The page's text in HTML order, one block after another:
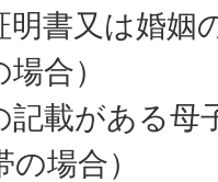
明書又は婚姻
合）
記載がある母
場合）